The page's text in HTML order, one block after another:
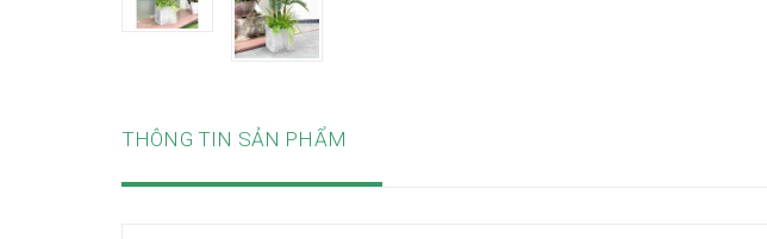
THÔNG TIN SẢN PHẨM